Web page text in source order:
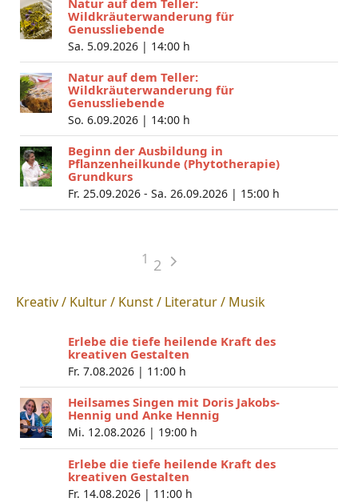
Wildkräuterwanderung für
Genussliebende
Sa. 5.09.2026 | 14:00 h
Natur auf dem Teller:
Wildkräuterwanderung für
Genussliebende
So. 6.09.2026 | 14:00 h
Beginn der Ausbildung in
Pflanzenheilkunde (Phytotherapie)
Grundkurs
Fr. 25.09.2026 - Sa. 26.09.2026 | 15:00 h
1 2
Kreativ / Kultur / Kunst / Literatur / Musik
Erlebe die tiefe heilende Kraft des
kreativen Gestalten
Fr. 7.08.2026 | 11:00 h
Heilsames Singen mit Doris Jakobs-
Hennig und Anke Hennig
Mi. 12.08.2026 | 19:00 h
Erlebe die tiefe heilende Kraft des
kreativen Gestalten
Fr. 14.08.2026 | 11:00 h